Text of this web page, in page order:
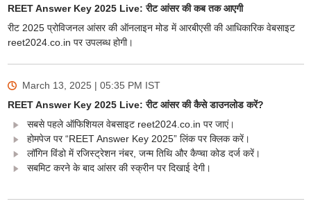
REET Answer Key 2025 Live: रीट आंसर की कब तक आएगी
रीट 2025 प्रोविजनल आंसर की ऑनलाइन मोड में आरबीएसी की आधिकारिक वेबसाइट
reet2024.co.in पर उपलब्ध होगी।
March 13, 2025 | 05:35 PM IST
REET Answer Key 2025 Live: रीट आंसर की कैसे डाउनलोड करें?
सबसे पहले ऑफिशियल वेबसाइट reet2024.co.in पर जाएं।
होमपेज पर “REET Answer Key 2025” लिंक पर क्लिक करें।
लॉगिन विंडो में रजिस्ट्रेशन नंबर, जन्म तिथि और कैप्चा कोड दर्ज करें।
सबमिट करने के बाद आंसर की स्क्रीन पर दिखाई देगी।